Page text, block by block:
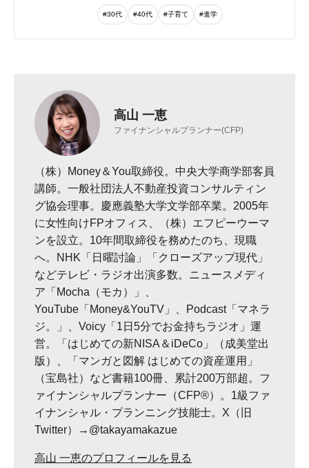
#30代 #40代 #子育て #進学
高山 一恵
ファイナンシャルプランナー(CFP)
（株）Money＆You取締役。中央大学商学部客員
講師。一般社団法人不動産投資コンサルティン
グ協会理事。慶應義塾大学文学部卒業。2005年
に女性向けFPオフィス、（株）エフピーウーマ
ンを設立。10年間取締役を務めたのち、現職
へ。NHK「日曜討論」「クローズアップ現代」
などテレビ・ラジオ出演多数。ニュースメディ
ア「Mocha（モカ）」、
YouTube「Money&YouTV」、Podcast「マネラ
ジ。」、Voicy「1日5分でお金持ちラジオ」運
営。「はじめての新NISA＆iDeCo」（成美堂出
版）、「マンガと図解 はじめての資産運用」
（宝島社）など書籍100冊、累計200万部超。フ
ァイナンシャルプランナー（CFP®）。1級ファ
イナンシャル・プランニング技能士。X（旧
Twitter）→@takayamakazue
高山 一恵のプロフィールを見る